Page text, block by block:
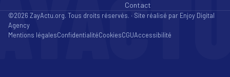
Contact
©2026 ZayActu.org. Tous droits réservés. · Site réalisé par Enjoy Digital
Agency
Mentions légalesConfidentialitéCookiesCGUAccessibilité